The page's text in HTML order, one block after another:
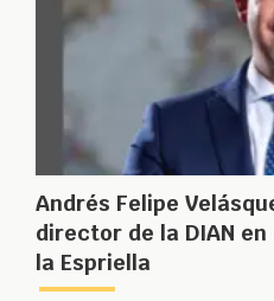
Andrés Felipe
director de la DIAN
la Espriella